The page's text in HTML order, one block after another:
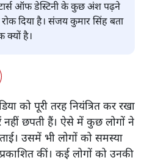
ऑफ डेस्टिनी के कुछ अंश पढ़ने
दिया है। संजय कुमार सिंह बता
क्यों है।
को पूरी तरह नियंत्रित कर रखा
छपती हैं। ऐसे में कुछ लोगों ने
उसमें भी लोगों को समस्या
कीं। कई लोगों को उनकी